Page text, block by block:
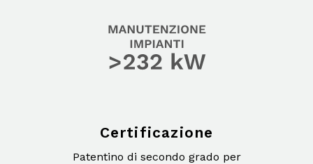
Certificazione
Patentino di secondo grado per